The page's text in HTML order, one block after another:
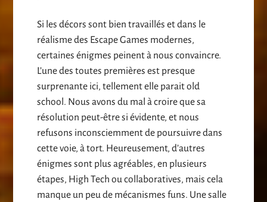
Si les décors sont bien travaillés et dans le
réalisme des Escape Games modernes,
certaines énigmes peinent à nous convaincre.
L’une des toutes premières est presque
surprenante ici, tellement elle parait old
school. Nous avons du mal à croire que sa
résolution peut-être si évidente, et nous
refusons inconsciemment de poursuivre dans
cette voie, à tort. Heureusement, d’autres
énigmes sont plus agréables, en plusieurs
étapes, High Tech ou collaboratives, mais cela
manque un peu de mécanismes funs. Une salle